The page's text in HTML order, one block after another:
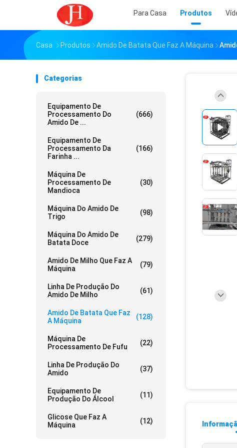
Para Casa Produtos
Casa Produtos Amido De Batata Que Faz A Máquina
Categorias
Equipamento De
Processamento Do
Amido De ...
(666)
Equipamento De
Processamento Da
Farinha ...
(166)
Máquina De
Processamento De
Mandioca
(30)
Máquina Do Amido De
Trigo
(98)
Máquina Do Amido De
Batata Doce
(279)
Amido De Milho Que Faz A
Máquina
(79)
Linha De Produção Do
Amido De Milho
(61)
Amido De Batata Que Faz
A Máquina
(128)
Máquina De
Processamento De Fufu
(22)
Linha De Produção Do
Amido
(37)
Equipamento De
Produção Do Álcool
(11)
Glicose Que Faz A
Máquina
(12)